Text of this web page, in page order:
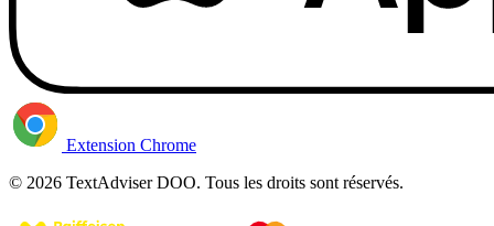
Extension Chrome
© 2026 TextAdviser DOO. Tous les droits sont réservés.